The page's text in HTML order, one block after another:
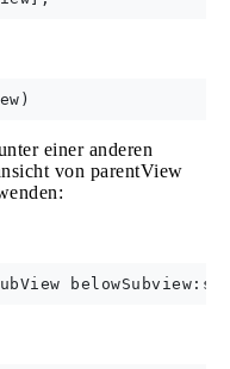
einer anderen
von parentView